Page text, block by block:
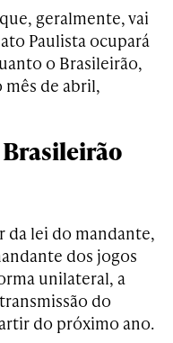
geralmente, vai
Paulista ocupará
o Brasileirão,
de abril,
da lei do mandante,
dos jogos
unilateral, a
do
do próximo ano.